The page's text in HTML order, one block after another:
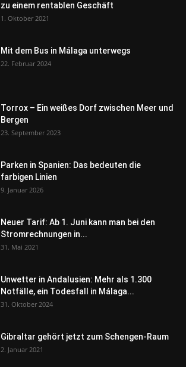
zu einem rentablen Geschäft
1. Oktober 2021
Mit dem Bus in Málaga unterwegs
22. Februar 2024
Torrox – Ein weißes Dorf zwischen Meer und
Bergen
23. September 2023
Parken in Spanien: Das bedeuten die
farbigen Linien
9. Januar 2026
Neuer Tarif: Ab 1. Juni kann man bei den
Stromrechnungen in...
31. Mai 2021
Unwetter in Andalusien: Mehr als 1.300
Notfälle, ein Todesfall in Málaga...
31. Oktober 2024
Gibraltar gehört jetzt zum Schengen-Raum
2. Januar 2021